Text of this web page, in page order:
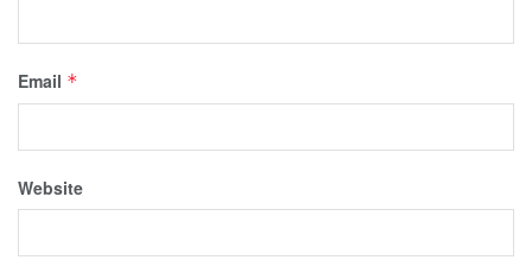
Email *
Website